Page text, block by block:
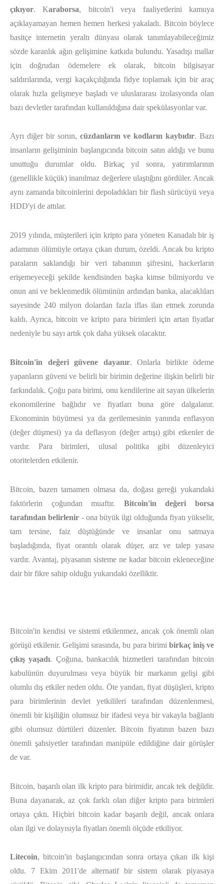
çıkıyor. Karaborsa, bitcoin'i veya faaliyetlerini kamuya
açıklayamayan hemen hemen herkesi yakaladı. Bitcoin böylece
basitçe internetin yeraltı dünyası olarak tanımlayabileceğimiz
sözde karanlık ağın gelişimine katkıda bulundu. Yasadışı mallar
için doğrudan ödemelere ek olarak, bitcoin bilgisayar
saldırılarında, vergi kaçakçılığında fidye toplamak için bir araç
olarak hızla gelişmeye başladı ve uluslararası izolasyonda olan
bazı devletler tarafından kullanıldığına dair spekülasyonlar var.
Ayrı diğer bir sorun, cüzdanların ve kodların kaybıdır. Bazı
insanların gelişiminin başlangıcında bitcoin satın aldığı ve bunu
unuttuğu durumlar oldu. Birkaç yıl sonra, yatırımlarının
(genellikle küçük) inanılmaz değerlere ulaştığını gördüler. Ancak
aynı zamanda bitcoinlerini depoladıkları bir flash sürücüyü veya
HDD'yi de attılar.
2019 yılında, müşterileri için kripto para yöneten Kanadalı bir iş
adamının ölümüyle ortaya çıkan durum, özeldi. Ancak bu kripto
paraların saklandığı bir veri tabanının şifresini, hackerların
erişemeyeceği şekilde kendisinden başka kimse bilmiyordu ve
onun ani ve beklenmedik ölümünün ardından banka, alacaklıları
sayesinde 240 milyon dolardan fazla iflas ilan etmek zorunda
kaldı. Ayrıca, bitcoin ve kripto para birimleri için artan fiyatlar
nedeniyle bu sayı artık çok daha yüksek olacaktır.
Bitcoin'in değeri güvene dayanır. Onlarla birlikte ödeme
yapanların güveni ve belirli bir birimin değerine ilişkin belirli bir
farkındalık. Çoğu para birimi, onu kendilerine ait sayan ülkelerin
ekonomilerine bağlıdır ve fiyatları buna göre dalgalanır.
Ekonominin büyümesi ya da gerilemesinin yanında enflasyon
(değer düşmesi) ya da deflasyon (değer artışı) gibi etkenler de
vardır. Para birimleri, ulusal politika gibi düzenleyici
otoritelerden etkilenir.
Bitcoin, bazen tamamen olmasa da, doğası gereği yukarıdaki
faktörlerin çoğundan muaftır. Bitcoin'in değeri borsa
tarafından belirlenir - ona büyük ilgi olduğunda fiyatı yükselir,
tam tersine, faiz düştüğünde ve insanlar onu satmaya
başladığında, fiyat orantılı olarak düşer, arz ve talep yasası
vardır. Avantaj, piyasanın sisteme ne kadar bitcoin ekleneceğine
dair bir fikre sahip olduğu yukarıdaki özelliktir.
Bitcoin'in kendisi ve sistemi etkilenmez, ancak çok önemli olan
görüşü etkilenir. Gelişimi sırasında, bu para birimi birkaç iniş ve
çıkış yaşadı. Çoğuna, bankacılık hizmetleri tarafından bitcoin
kabulünün duyurulması veya büyük bir markanın gelişi gibi
olumlu dış etkiler neden oldu. Öte yandan, fiyat düşüşleri, kripto
para birimlerinin devlet yetkilileri tarafından düzenlenmesi,
önemli bir kişiliğin olumsuz bir ifadesi veya bir vakayla bağlantı
gibi olumsuz dürtüleri düzenler. Bitcoin fiyatının bazen bazı
önemli şahsiyetler tarafından manipüle edildiğine dair görüşler
de var.
Bitcoin, başarılı olan ilk kripto para birimidir, ancak tek değildir.
Buna dayanarak, az çok farklı olan diğer kripto para birimleri
ortaya çıktı. Hiçbiri bitcoin kadar başarılı değil, ancak onlara
olan ilgi ve dolayısıyla fiyatları önemli ölçüde etkiliyor.
Litecoin, bitcoin'in başlangıcından sonra ortaya çıkan ilk kişi
oldu. 7 Ekim 2011'de alternatif bir sistem olarak piyasaya